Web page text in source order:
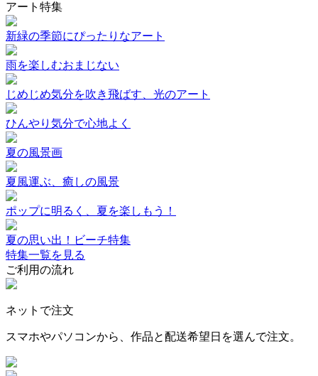
アート特集
新緑の季節にぴったりなアート
雨を楽しむおまじない
じめじめ気分を吹き飛ばす、光のアート
ひんやり気分で心地よく
夏の風景画
夏風運ぶ、癒しの風景
ポップに明るく、夏を楽しもう！
夏の思い出！ビーチ特集
特集一覧を見る
ご利用の流れ
ネットで注文
スマホやパソコンから、作品と配送希望日を選んで注文。